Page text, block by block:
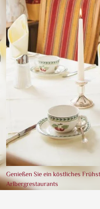
Genießen Sie ein köstliches
Arlbergrestaurants